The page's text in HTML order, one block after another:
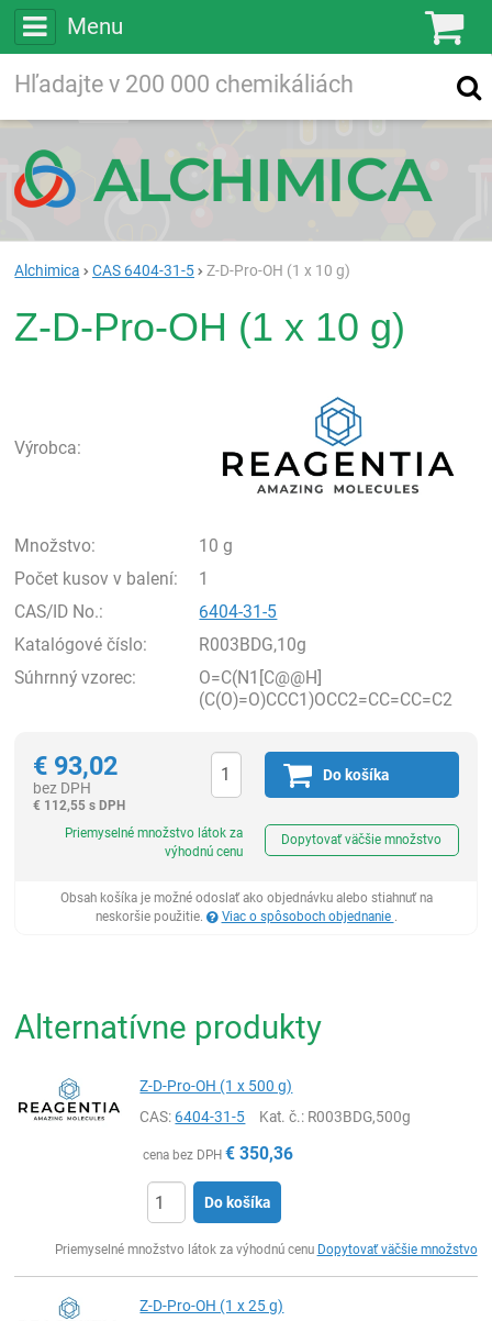
Menu
Vyhľadávanie
Alchimica CAS 6404-31-5 Z-D-Pro-OH (1 x 10 g)
Z-D-Pro-OH (1 x 10 g)
Výrobca:
Množstvo:
10 g
Počet kusov v balení:
1
CAS/ID No.:
6404-31-5
Katalógové číslo:
R003BDG,10g
Súhrnný vzorec:
O=C(N1[C@@H]
(C(O)=O)CCC1)OCC2=CC=CC=C2
€ 93,02
bez DPH
€ 112,55 s DPH
Do košíka
Priemyselné množstvo látok za
výhodnú cenu
Dopytovať väčšie množstvo
Obsah košíka je možné odoslať ako objednávku alebo stiahnuť na
neskoršie použitie.
Viac o spôsoboch objednanie .
Alternatívne produkty
Z-D-Pro-OH (1 x 500 g)
CAS:6404-31-5 Kat. č.: R003BDG,500g
cena bez DPH € 350,36
Do košíka
Priemyselné množstvo látok za výhodnú cenu Dopytovať väčšie množstvo
Z-D-Pro-OH (1 x 25 g)